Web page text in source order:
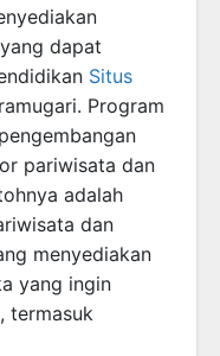
dapat
Situs
Program
pariwisata dan
adalah
dan
menyediakan
yang ingin
termasuk